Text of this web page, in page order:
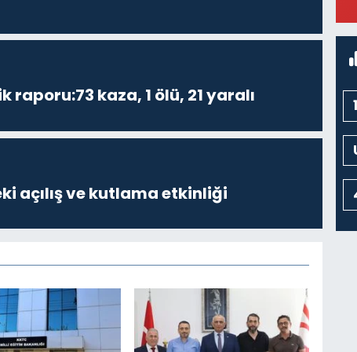
raporu:73 kaza, 1 ölü, 21 yaralı
açılış ve kutlama etkinliği